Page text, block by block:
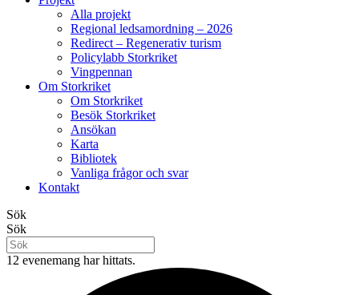
Alla projekt
Regional ledsamordning – 2026
Redirect – Regenerativ turism
Policylabb Storkriket
Vingpennan
Om Storkriket
Om Storkriket
Besök Storkriket
Ansökan
Karta
Bibliotek
Vanliga frågor och svar
Kontakt
Sök
Sök
12 evenemang har hittats.